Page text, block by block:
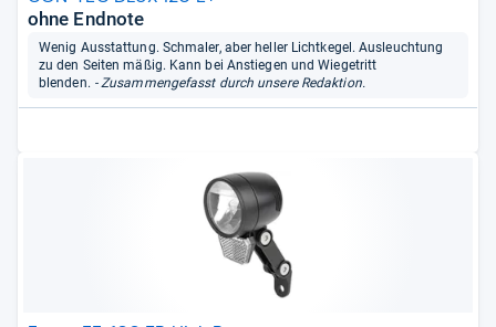
ohne Endnote
Wenig Ausstattung. Schmaler, aber heller Lichtkegel. Ausleuchtung
zu den Seiten mäßig. Kann bei Anstiegen und Wiegetritt
blenden. - Zusammengefasst durch unsere Redaktion.